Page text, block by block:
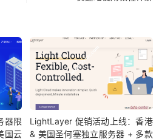
器限
国云
LightLayer 促销活动上线：香港
& 美国圣何塞独立服务器 + 多款